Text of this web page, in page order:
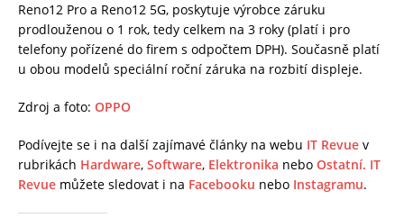
Reno12 Pro a Reno12 5G, poskytuje výrobce záruku
prodlouženou o 1 rok, tedy celkem na 3 roky (platí i pro
telefony pořízené do firem s odpočtem DPH). Současně platí
u obou modelů speciální roční záruka na rozbití displeje.
Zdroj a foto: OPPO
Podívejte se i na další zajímavé články na webu IT Revue v
rubrikách Hardware, Software, Elektronika nebo Ostatní. IT
Revue můžete sledovat i na Facebooku nebo Instagramu.